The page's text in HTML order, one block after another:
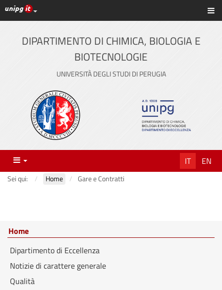
Vai
al
contenuto
principale
Link ai principali servizi web di Ateneo
DIPARTIMENTO DI CHIMICA, BIOLOGIA E
BIOTECNOLOGIE
UNIVERSITÀ DEGLI STUDI DI PERUGIA
Menu IT EN
Sei qui: Home Gare e Contratti
Home
Dipartimento di Eccellenza
Notizie di carattere generale
Qualità